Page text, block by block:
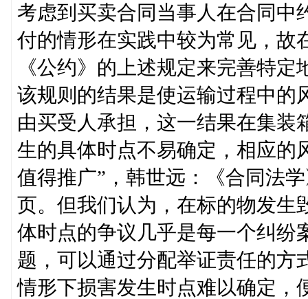
考虑到买卖合同当事人在合同中
付的情形在实践中较为常见，故
《公约》的上述规定来完善特
该规则的结果是使运输过程中的
由买受人承担，这一结果在集装
生的具体时点不易确定，相应的
值得推广”，韩世远：《合同法
页。但我们认为，在标的物发生
体时点的争议几乎是每一个纠纷
题，可以通过分配举证责任的方
情形下损害发生时点难以确定，